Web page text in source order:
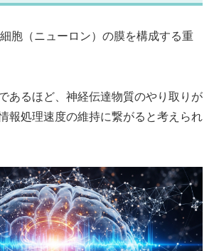
胞（ニューロン）の膜を構成する重
あるほど、神経伝達物質のやり取りが
報処理速度の維持に繋がると考えられ